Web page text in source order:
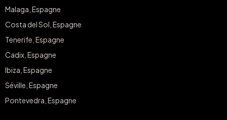
Malaga, Espagne
Costa del Sol, Espagne
Tenerife, Espagne
Cadix, Espagne
Ibiza, Espagne
Séville, Espagne
Pontevedra, Espagne